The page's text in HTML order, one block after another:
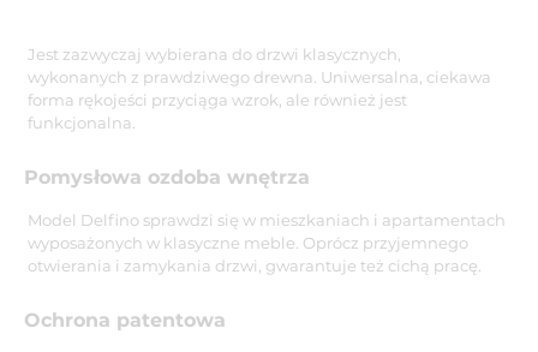
Jest zazwyczaj wybierana do drzwi klasycznych,
wykonanych z prawdziwego drewna. Uniwersalna, ciekawa
forma rękojeści przyciąga wzrok, ale również jest
funkcjonalna.
Pomysłowa ozdoba wnętrza
Model Delfino sprawdzi się w mieszkaniach i apartamentach
wyposażonych w klasyczne meble. Oprócz przyjemnego
otwierania i zamykania drzwi, gwarantuje też cichą pracę.
Ochrona patentowa